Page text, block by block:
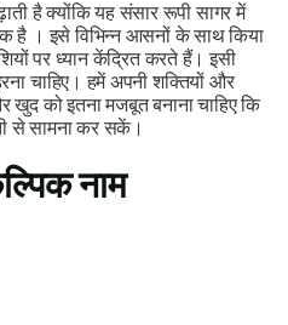
है क्योंकि यहसंसार रूपीसागर में
है । इसे विभिन्न आसनों के साथ किया
पर ध्यान केंद्रित करते हैं। इसी
चाहिए। हमें अपनी शक्तियों और
खुद को इतना मजबूत बनाना चाहिए कि
से सामना कर सकें।
नाम